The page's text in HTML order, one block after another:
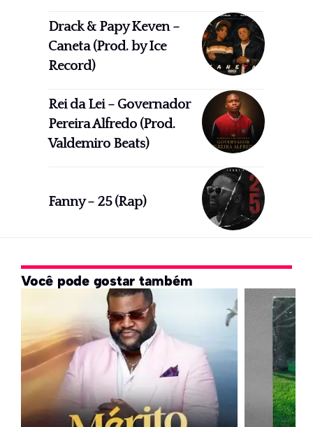
Drack & Papy Keven –
Caneta (Prod. by Ice
Record)
Rei da Lei – Governador
Pereira Alfredo (Prod.
Valdemiro Beats)
Fanny – 25 (Rap)
Você pode gostar também